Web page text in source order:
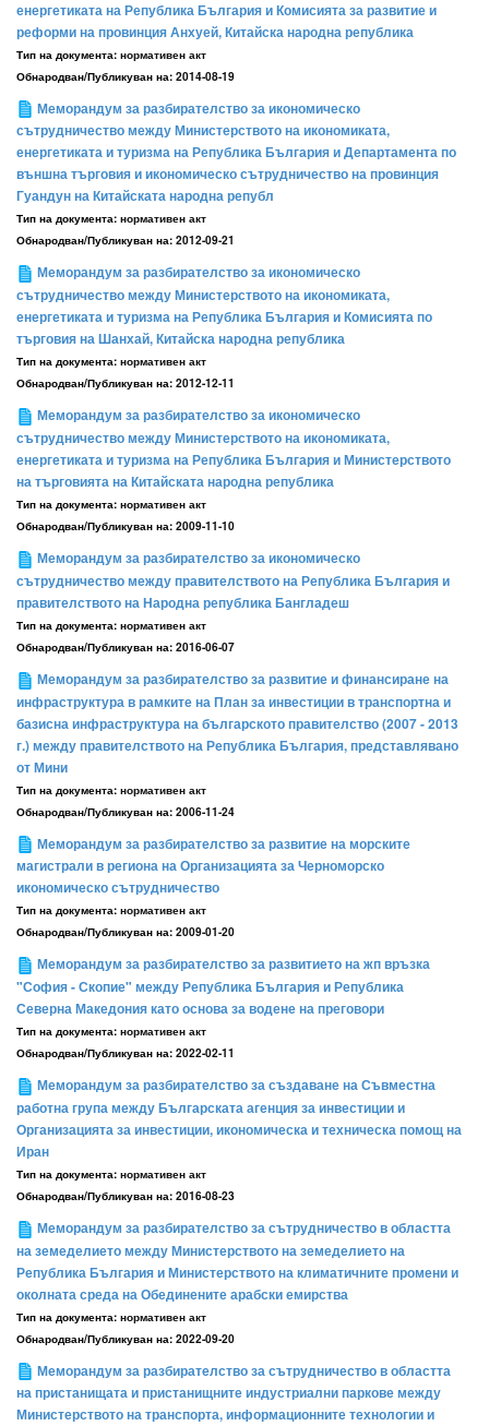
енергетиката на Република България и Комисията за развитие и
реформи на провинция Анхуей, Китайска народна република
Тип на документа: нормативен акт
Обнародван/Публикуван на: 2014-08-19
Меморандум за разбирателство за икономическо
сътрудничество между Министерството на икономиката,
енергетиката и туризма на Република България и Департамента по
външна търговия и икономическо сътрудничество на провинция
Гуандун на Китайската народна републ
Тип на документа: нормативен акт
Обнародван/Публикуван на: 2012-09-21
Меморандум за разбирателство за икономическо
сътрудничество между Министерството на икономиката,
енергетиката и туризма на Република България и Комисията по
търговия на Шанхай, Китайска народна република
Тип на документа: нормативен акт
Обнародван/Публикуван на: 2012-12-11
Меморандум за разбирателство за икономическо
сътрудничество между Министерството на икономиката,
енергетиката и туризма на Република България и Министерството
на търговията на Китайската народна република
Тип на документа: нормативен акт
Обнародван/Публикуван на: 2009-11-10
Меморандум за разбирателство за икономическо
сътрудничество между правителството на Република България и
правителството на Народна република Бангладеш
Тип на документа: нормативен акт
Обнародван/Публикуван на: 2016-06-07
Меморандум за разбирателство за развитие и финансиране на
инфраструктура в рамките на План за инвестиции в транспортна и
базисна инфраструктура на българското правителство (2007 - 2013
г.) между правителството на Република България, представлявано
от Мини
Тип на документа: нормативен акт
Обнародван/Публикуван на: 2006-11-24
Меморандум за разбирателство за развитие на морските
магистрали в региона на Организацията за Черноморско
икономическо сътрудничество
Тип на документа: нормативен акт
Обнародван/Публикуван на: 2009-01-20
Меморандум за разбирателство за развитието на жп връзка
"София - Скопие" между Република България и Република
Северна Македония като основа за водене на преговори
Тип на документа: нормативен акт
Обнародван/Публикуван на: 2022-02-11
Меморандум за разбирателство за създаване на Съвместна
работна група между Българската агенция за инвестиции и
Организацията за инвестиции, икономическа и техническа помощ на
Иран
Тип на документа: нормативен акт
Обнародван/Публикуван на: 2016-08-23
Меморандум за разбирателство за сътрудничество в областта
на земеделието между Министерството на земеделието на
Република България и Министерството на климатичните промени и
околната среда на Обединените арабски емирства
Тип на документа: нормативен акт
Обнародван/Публикуван на: 2022-09-20
Меморандум за разбирателство за сътрудничество в областта
на пристанищата и пристанищните индустриални паркове между
Министерството на транспорта, информационните технологии и